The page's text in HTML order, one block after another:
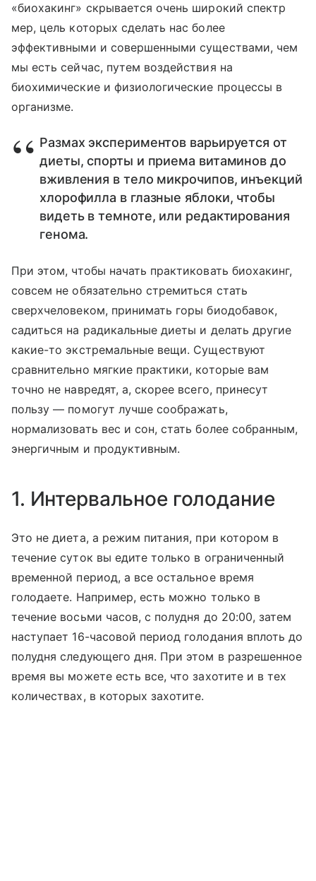
«биохакинг» скрывается очень широкий спектр
мер, цель которых сделать нас более
эффективными и совершенными существами, чем
мы есть сейчас, путем воздействия на
биохимические и физиологические процессы в
организме.
Размах экспериментов варьируется от
диеты, спорты и приема витаминов до
вживления в тело микрочипов, инъекций
хлорофилла в глазные яблоки, чтобы
видеть в темноте, или редактирования
генома.
При этом, чтобы начать практиковать биохакинг,
совсем не обязательно стремиться стать
сверхчеловеком, принимать горы биодобавок,
садиться на радикальные диеты и делать другие
какие-то экстремальные вещи. Существуют
сравнительно мягкие практики, которые вам
точно не навредят, а, скорее всего, принесут
пользу — помогут лучше соображать,
нормализовать вес и сон, стать более собранным,
энергичным и продуктивным.
1. Интервальное голодание
Это не диета, а режим питания, при котором в
течение суток вы едите только в ограниченный
временной период, а все остальное время
голодаете. Например, есть можно только в
течение восьми часов, с полудня до 20:00, затем
наступает 16-часовой период голодания вплоть до
полудня следующего дня. При этом в разрешенное
время вы можете есть все, что захотите и в тех
количествах, в которых захотите.